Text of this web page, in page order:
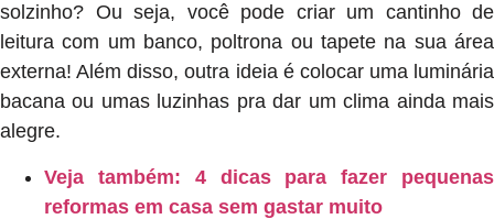
solzinho? Ou seja, você pode criar um cantinho de
leitura com um banco, poltrona ou tapete na sua área
externa! Além disso, outra ideia é colocar uma luminária
bacana ou umas luzinhas pra dar um clima ainda mais
alegre.
Veja também: 4 dicas para fazer pequenas
reformas em casa sem gastar muito